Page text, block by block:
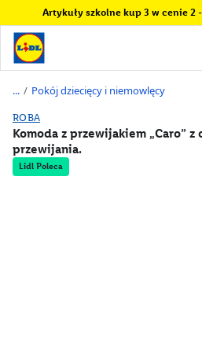
Artykuły szkolne kup 3 w cenie 2
/ Pokój dziecięcy i niemowlęcy
ROBA
Komoda z przewijakiem „Caro” z
przewijania.
Lidl Poleca